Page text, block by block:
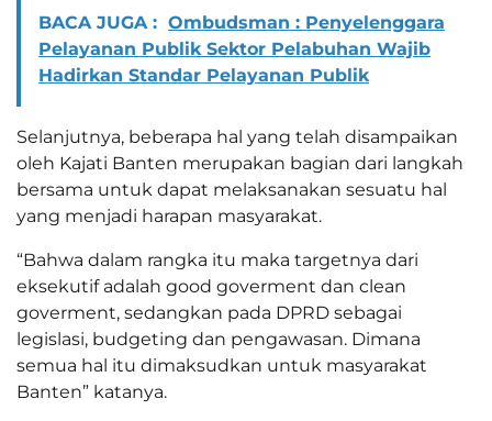
BACA JUGA : Ombudsman : Penyelenggara
Pelayanan Publik Sektor Pelabuhan Wajib
Hadirkan Standar Pelayanan Publik
Selanjutnya, beberapa hal yang telah disampaikan
oleh Kajati Banten merupakan bagian dari langkah
bersama untuk dapat melaksanakan sesuatu hal
yang menjadi harapan masyarakat.
“Bahwa dalam rangka itu maka targetnya dari
eksekutif adalah good goverment dan clean
goverment, sedangkan pada DPRD sebagai
legislasi, budgeting dan pengawasan. Dimana
semua hal itu dimaksudkan untuk masyarakat
Banten” katanya.